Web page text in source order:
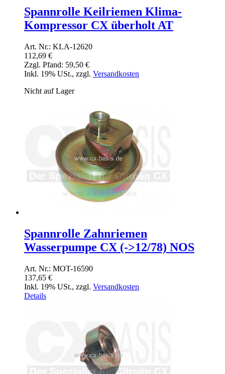
Spannrolle Keilriemen Klima-
Kompressor CX überholt AT
Art. Nr.: KLA-12620
112,69 €
Zzgl. Pfand: 59,50 €
Inkl. 19% USt., zzgl. Versandkosten
Nicht auf Lager
Spannrolle Zahnriemen
Wasserpumpe CX (->12/78) NOS
Art. Nr.: MOT-16590
137,65 €
Inkl. 19% USt., zzgl. Versandkosten
Details